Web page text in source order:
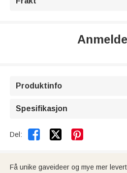
Produktinfo
Spesifikasjon
Del:  
Få unike gaveideer og mye mer